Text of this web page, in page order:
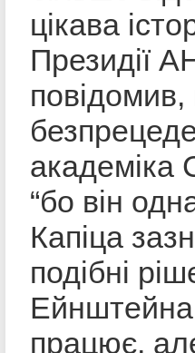
цікава
Президії
академіка
“бо він
Капіца
подібні
працює,